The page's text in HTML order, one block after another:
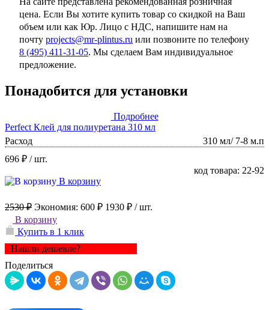
цена. Если Вы хотите купить товар со скидкой на Ваш
объем или как Юр. Лицо с НДС, напишите нам на
почту projects@mr-plintus.ru или позвоните по телефону
8 (495) 411-31-05. Мы сделаем Вам индивидуальное
предложение.
Понадобится для установки
Подробнее
Perfect Клей для полиуретана 310 мл
Расход
310 мл/ 7-8 м.п
696 ₽ / шт.
код товара: 22-92
В корзину
2530 ₽ Экономия: 600 ₽ 1930 ₽ / шт.
В корзину
Купить в 1 клик
Нашли дешевле?
Поделиться